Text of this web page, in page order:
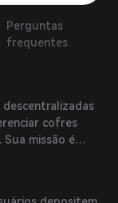
Perguntas
frequentes
cofres
missão é
para otimizar
no